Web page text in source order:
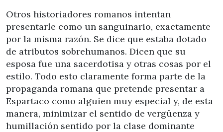
Otros historiadores romanos intentan
presentarle como un sanguinario, exactamente
por la misma razón. Se dice que estaba dotado
de atributos sobrehumanos. Dicen que su
esposa fue una sacerdotisa y otras cosas por el
estilo. Todo esto claramente forma parte de la
propaganda romana que pretende presentar a
Espartaco como alguien muy especial y, de esta
manera, minimizar el sentido de vergüenza y
humillación sentido por la clase dominante